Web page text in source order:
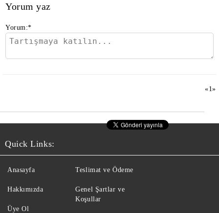
Yorum yaz
Yorum:*
«1»
Quick Links:
Anasayfa
Hakkımızda
Üye Ol
Teslimat ve Ödeme
Genel Şartlar ve
Koşullar